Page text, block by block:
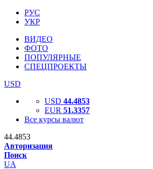
РУС
УКР
ВИДЕО
ФОТО
ПОПУЛЯРНЫЕ
СПЕЦПРОЕКТЫ
USD
USD 44.4853
EUR 51.3357
Все курсы валют
44.4853
Авторизация
Поиск
UA